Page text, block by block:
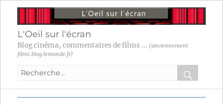
L'Oeil sur l'écran
Blog cinéma, commentaires de films ... (anciennement
films.blog.lemonde.fr)
Recherche
:
OK